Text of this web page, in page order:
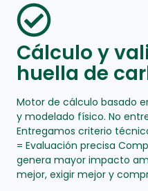
Cálculo y
huella de
Motor de cálculo basado
y modelado físico. No
Entregamos criterio
= Evaluación precisa
genera mayor impacto
mejor, exigir mejor y